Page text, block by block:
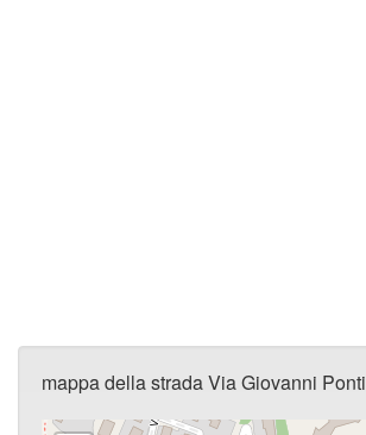
mappa della strada Via Giovanni Ponti